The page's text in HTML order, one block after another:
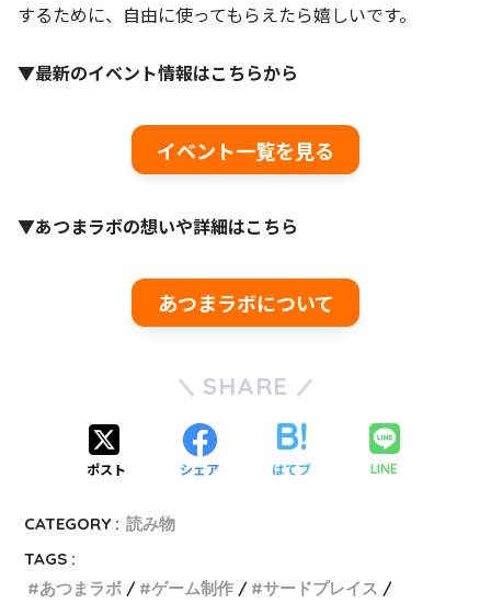
するために、自由に使ってもらえたら嬉しいです。
▼最新のイベント情報はこちらから
イベント一覧を見る
▼あつまラボの想いや詳細はこちら
あつまラボについて
SHARE
ポスト シェア はてブ LINE
CATEGORY : 読み物
TAGS :
あつまラボ
ゲーム制作
サードプレイス